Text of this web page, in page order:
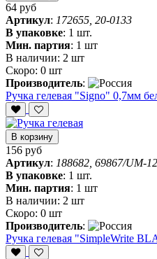
64 руб
Артикул: 172655, 20-0133
В упаковке: 1 шт.
Мин. партия: 1 шт
В наличии: 2 шт
Скоро: 0 шт
Производитель:
Ручка гелевая "Signo" 0,7мм
В корзину
156 руб
Артикул: 188682, 69867/UM-
В упаковке: 1 шт.
Мин. партия: 1 шт
В наличии: 2 шт
Скоро: 0 шт
Производитель:
Ручка гелевая "SimpleWrite